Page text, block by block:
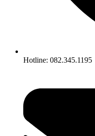
Hotline: 082.345.1195